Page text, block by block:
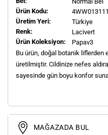
Ürün Kodu:
Üretim Yeri:
Türkiye
Renk:
Lacivert
Ürün Koleksiyon:
Papav3
Bu ürün, doğal botanik liflerden
üretilmiştir. Cildinize nefes
sayesinde gün boyu konfor
MAĞAZADA BUL